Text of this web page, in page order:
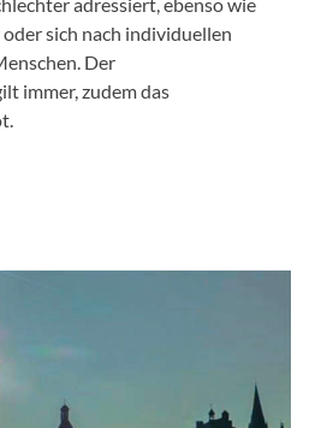
sich nach individuellen
Der
immer, zudem das